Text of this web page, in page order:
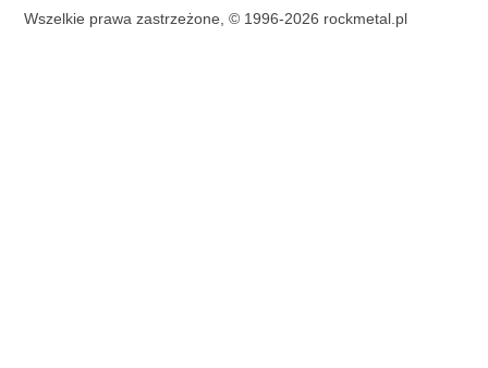
Wszelkie prawa zastrzeżone, © 1996-2026 rockmetal.pl